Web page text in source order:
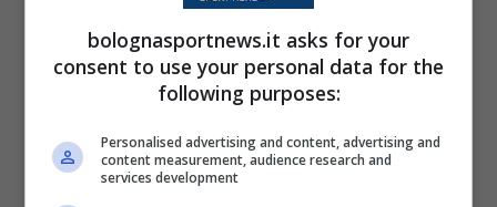
cercare di sfruttare il fattore campo per
muovere la classifica e provare ad
abbandonare il penultimo posto continuando
sarebbero vitali per continuare a sperare e
dare un segnale dopo la deludente sconfitta
bolognasportnews.it asks for your
consent to use your personal data for the
following purposes:
Personalised advertising and content, advertising and
content measurement, audience research and
services development